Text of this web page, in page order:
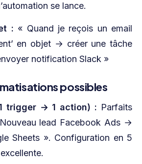
se lance.
: « Quand je reçois un email
en objet → créer une tâche
notification Slack »
possibles
trigger → 1 action) : Parfaits
lead Facebook Ads →
Sheets ». Configuration en 5